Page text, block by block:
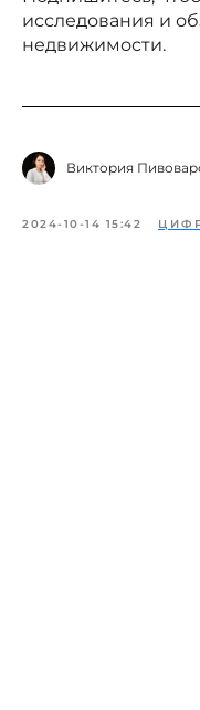
исследования и
недвижимости.
Виктория
2024-10-14 15:42